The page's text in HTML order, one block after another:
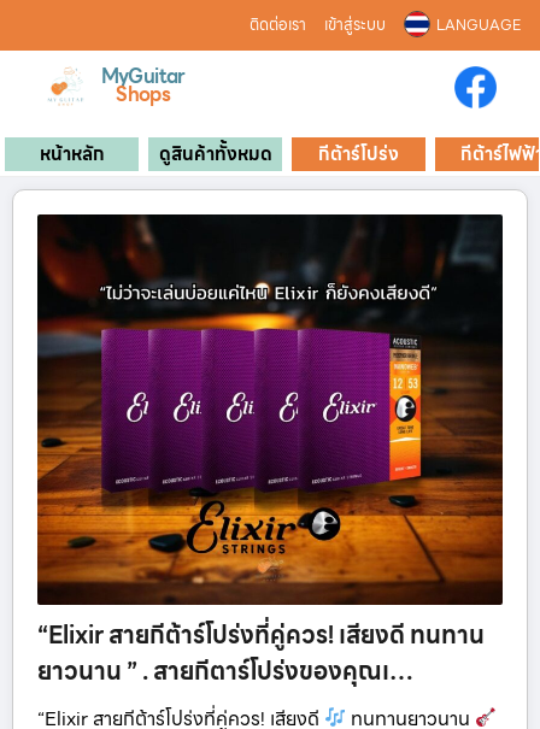
ติดต่อเรา เข้าสู่ระบบ LANGUAGE
MyGuitar
Shops
หน้าหลัก ดูสินค้าทั้งหมด กีต้าร์โปร่ง กีต้าร์ไฟฟ้
“Elixir สายกีต้าร์โปร่งที่คู่ควร! เสียงดี ทนทาน
ยาวนาน ” . สายกีตาร์โปร่งของคุณเ…
“Elixir สายกีต้าร์โปร่งที่คู่ควร! เสียงดี
ทนทานยาวนาน